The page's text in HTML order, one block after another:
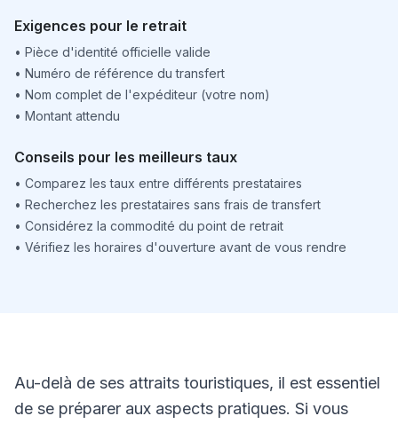
Exigences pour le retrait
• Pièce d'identité officielle valide
• Numéro de référence du transfert
• Nom complet de l'expéditeur (votre nom)
• Montant attendu
Conseils pour les meilleurs taux
• Comparez les taux entre différents prestataires
• Recherchez les prestataires sans frais de transfert
• Considérez la commodité du point de retrait
• Vérifiez les horaires d'ouverture avant de vous rendre
Au-delà de ses attraits touristiques, il est essentiel
de se préparer aux aspects pratiques. Si vous